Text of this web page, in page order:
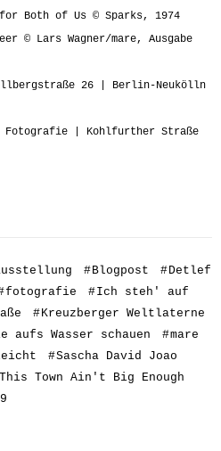
Both of Us © Sparks, 1974
© Lars Wagner/mare, Ausgabe
26 | Berlin-Neukölln
| Kohlfurther Straße
# Blogpost # Detlef
fotografie #Ich steh' auf
# Kreuzberger Weltlaterne
aufs Wasser schauen #mare
#Sascha David Joao
This Town Ain't Big Enough